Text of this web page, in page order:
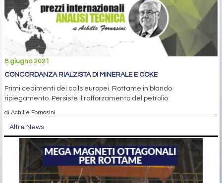
8 giugno 2021
CONCORDANZA RIALZISTA DI MINERALE E COKE
Primi cedimenti dei coils europei. Rottame in blando
ripiegamento. Persiste il rafforzamento del petrolio
di Achille Fornasini
Altre News